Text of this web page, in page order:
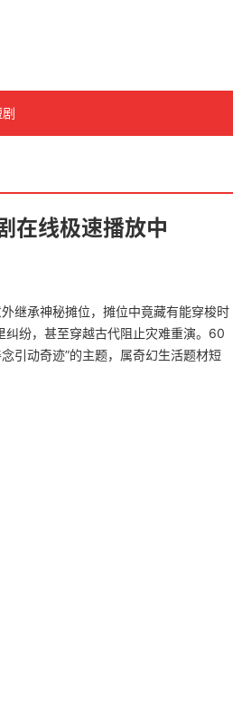
在线极速播放中
继承神秘摊位，摊位中竟藏有能穿梭时
纷，甚至穿越古代阻止灾难重演。60
引动奇迹”的主题，属奇幻生活题材短